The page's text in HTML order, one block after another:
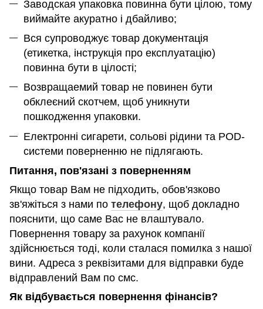
Заводская упаковка повинна бути цілою, тому
виймайте акуратно і дбайливо;
Вся супроводжує товар документація
(етикетка, інструкція про експлуатацію)
повинна бути в цілості;
Возвращаемий товар не повинен бути
обклеєний скотчем, щоб уникнути
пошкодження упаковки.
Електронні сигарети, сольові рідини та POD-
системи поверненню не підлягають.
Питання, пов'язані з поверненням
Якщо товар Вам не підходить, обов'язково
зв'яжіться з нами по телефону, щоб докладно
пояснити, що саме Вас не влаштувало.
Повернення товару за рахунок компанії
здійснюється тоді, коли сталася помилка з нашої
вини. Адреса з реквізитами для відправки буде
відправлений Вам по смс.
Як відбувається повернення фінансів?